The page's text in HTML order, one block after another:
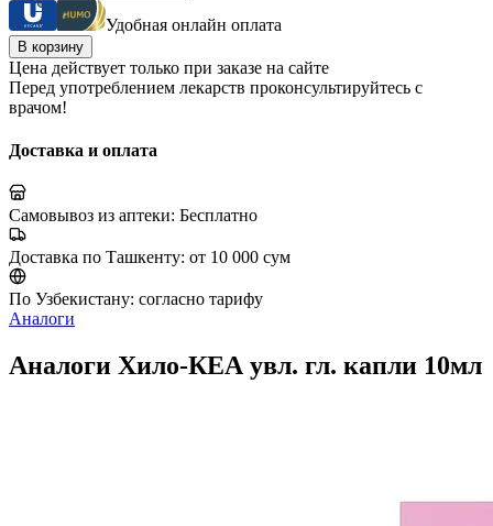
Удобная онлайн оплата
В корзину
Цена действует только при заказе на сайте
Перед употреблением лекарств проконсультируйтесь с
врачом!
Доставка и оплата
Самовывоз из аптеки: Бесплатно
Доставка по Ташкенту: от 10 000 сум
По Узбекистану: согласно тарифу
Аналоги
Аналоги Хило-КЕА увл. гл. капли 10мл